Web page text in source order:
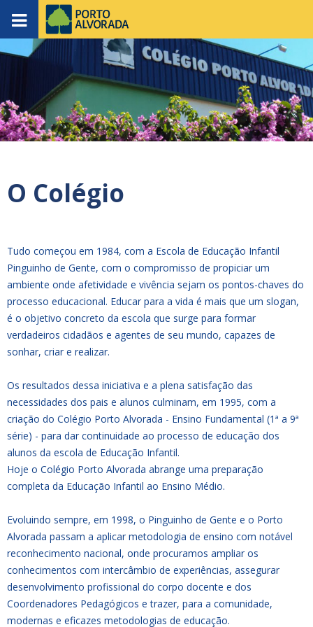
O Colégio
Tudo começou em 1984, com a Escola de Educação Infantil
Pinguinho de Gente, com o compromisso de propiciar um
ambiente onde afetividade e vivência sejam os pontos-chaves do
processo educacional. Educar para a vida é mais que um slogan,
é o objetivo concreto da escola que surge para formar
verdadeiros cidadãos e agentes de seu mundo, capazes de
sonhar, criar e realizar.
Os resultados dessa iniciativa e a plena satisfação das
necessidades dos pais e alunos culminam, em 1995, com a
criação do Colégio Porto Alvorada - Ensino Fundamental (1ª a 9ª
série) - para dar continuidade ao processo de educação dos
alunos da escola de Educação Infantil.
Hoje o Colégio Porto Alvorada abrange uma preparação
completa da Educação Infantil ao Ensino Médio.
Evoluindo sempre, em 1998, o Pinguinho de Gente e o Porto
Alvorada passam a aplicar metodologia de ensino com notável
reconhecimento nacional, onde procuramos ampliar os
conhecimentos com intercâmbio de experiências, assegurar
desenvolvimento profissional do corpo docente e dos
Coordenadores Pedagógicos e trazer, para a comunidade,
modernas e eficazes metodologias de educação.